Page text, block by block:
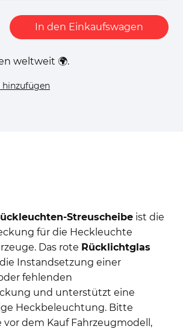
In den Einkaufswagen
weltweit 🌍.
hinzufügen
Streuscheibe ist die
für die Heckleuchte
Das rote Rücklichtglas
Instandsetzung einer
fehlenden
und unterstützt eine
Heckbeleuchtung. Bitte
vor dem Kauf Fahrzeugmodell,